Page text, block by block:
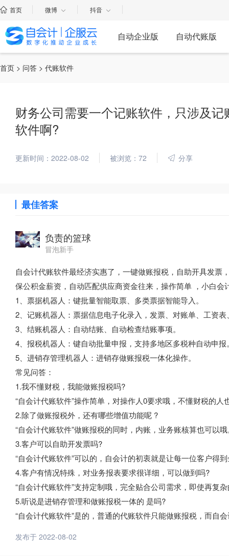
首页 微博 抖音
自动企业版 自动代账版
首页 > 问答 > 代账软件
财务公司需要一个记账软件，只涉及
软件啊?
更新时间：2022-08-02 被浏览：72 分享
最佳答案
负责的篮球
冒泡新手
自会计代账软件最经济实惠了，一键做账报税，自助开具发
保公积金薪资，自动匹配供应商资金往来，操作简单 ，小白
1、票据机器人：键批量智能取票、多类票据智能导入。
2、记账机器人：票据信息电子化录入，发票、对账单、工资
3、结账机器人：自动结账、自动检查结账事项。
4、报税机器人：键自动批量申报，支持多地区多税种自动申报
5、进销存管理机器人：进销存做账报税一体化操作。
常见问答：
1.我不懂财税，我能做账报税吗?
“自会计代账软件”操作简单，对操作人0要求哦，不懂财税的人
2.除了做账报税外，还有哪些增值功能呢 ?
“自会计代账软件”做账报税的同时，内账，业务账核算也可以
3.客户可以自助开发票吗?
“自会计代账软件”可以的，自会计的初衷就是让每一位客户得
4.客户有情况特殊，对业务报表要求很详细，可以做到吗?
“自会计代账软件”支持定制哦，完全贴合公司需求，即使再复
5.听说是进销存管理和做账报税一体的 是吗?
“自会计代账软件”是的，普通的代账软件只能做账报税，而自
发布于 2022-08-02